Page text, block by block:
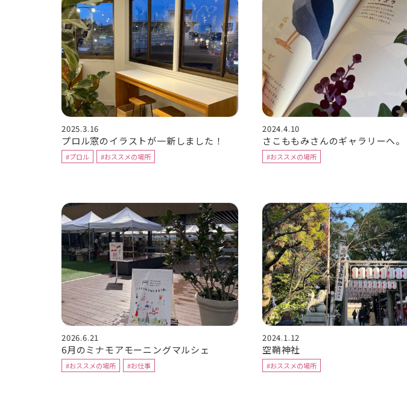
2025.3.16
プロル窓のイラストが一新しました！
#プロル #おススメの場所
2024.4.10
さこももみさんのギャラリーへ。
#おススメの場所
2026.6.21
6月のミナモアモーニングマルシェ
#おススメの場所 #お仕事
2024.1.12
空鞘神社
#おススメの場所